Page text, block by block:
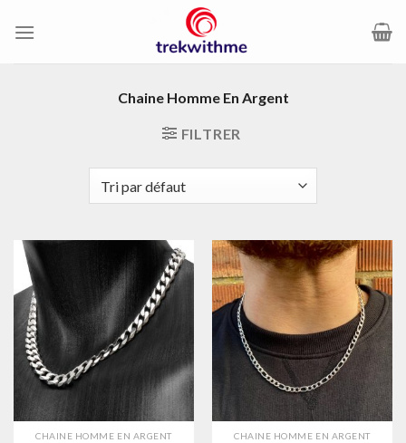
Chaine Homme En Argent
FILTRER
CHAINE HOMME EN ARGENT CHAINE HOMME EN ARGENT